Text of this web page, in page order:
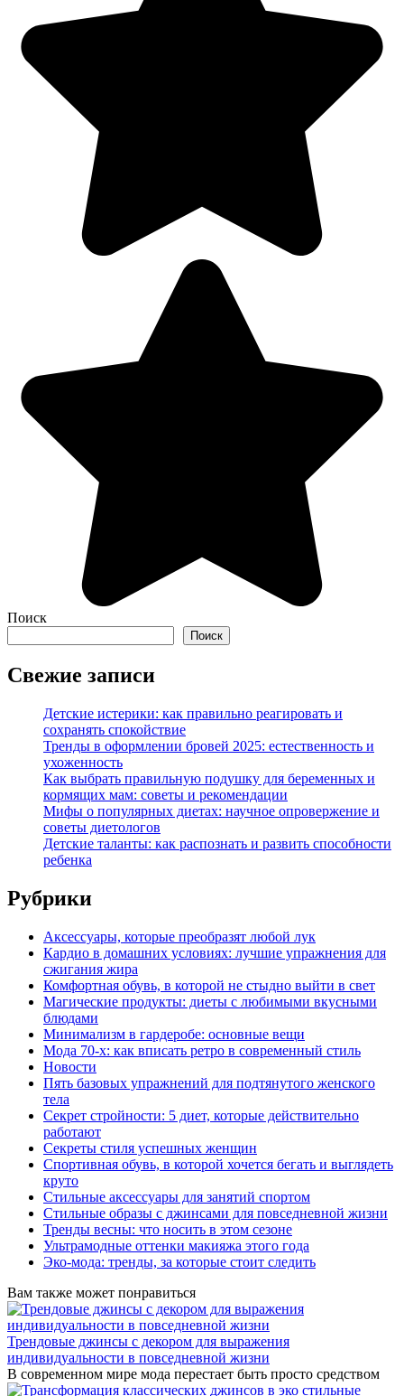
Поиск
Поиск
Свежие записи
Детские истерики: как правильно реагировать и
сохранять спокойствие
Тренды в оформлении бровей 2025: естественность и
ухоженность
Как выбрать правильную подушку для беременных и
кормящих мам: советы и рекомендации
Мифы о популярных диетах: научное опровержение и
советы диетологов
Детские таланты: как распознать и развить способности
ребенка
Рубрики
Аксессуары, которые преобразят любой лук
Кардио в домашних условиях: лучшие упражнения для
сжигания жира
Комфортная обувь, в которой не стыдно выйти в свет
Магические продукты: диеты с любимыми вкусными
блюдами
Минимализм в гардеробе: основные вещи
Мода 70-х: как вписать ретро в современный стиль
Новости
Пять базовых упражнений для подтянутого женского
тела
Секрет стройности: 5 диет, которые действительно
работают
Секреты стиля успешных женщин
Спортивная обувь, в которой хочется бегать и выглядеть
круто
Стильные аксессуары для занятий спортом
Стильные образы с джинсами для повседневной жизни
Тренды весны: что носить в этом сезоне
Ультрамодные оттенки макияжа этого года
Эко-мода: тренды, за которые стоит следить
Вам также может понравиться
Трендовые джинсы с декором для выражения
индивидуальности в повседневной жизни
В современном мире мода перестает быть просто средством